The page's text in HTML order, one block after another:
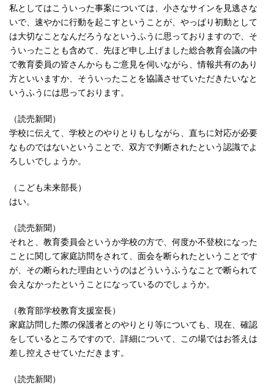
私としてはこういった事案については、小さなサインを見逃さな
いで、速やかに行動を起こすということが、やっぱり初動として
は大切なことなんだろうなというふうに思っておりますので、そ
ういったことも含めて、先ほど申し上げました総合教育会議の中
で教育委員の皆さんからもご意見を伺いながら、情報共有のあり
方といいますか、そういったことを協議させていただきたいなと
いうふうには思っております。
（読売新聞）
学校に伝えて、学校とのやりとりもしながら、直ちに対応が必要
なものではないということで、双方で判断されたという認識でよ
ろしいでしょうか。
（こども未来部長）
はい。
（読売新聞）
それと、教育委員会というか学校の方で、何度か不登校になった
ことに関して家庭訪問をされて、面会を断られたということです
が、その断られた理由というのはどういうふうなことで断られて
会えなかったということになっているのでしょうか。
（教育部学校教育支援室長）
家庭訪問した際の保護者とのやりとり等についても、現在、確認
をしているところですので、詳細について、この場ではお答えは
差し控えさせていただきます。
（読売新聞）